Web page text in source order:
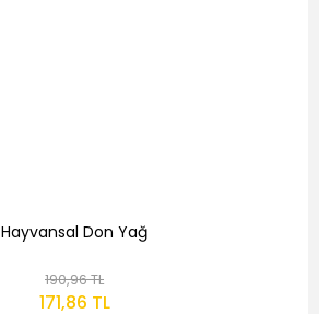
Hayvansal Don Yağ
190,96 TL
171,86 TL